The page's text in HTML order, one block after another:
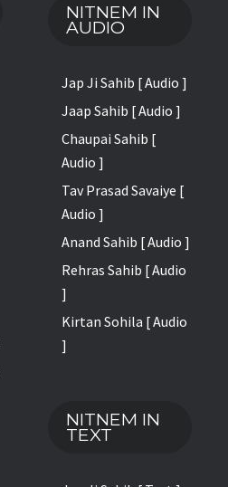
NITNEM IN
AUDIO
Jap Ji Sahib [ Audio ]
Jaap Sahib [ Audio ]
Chaupai Sahib [
Audio ]
Tav Prasad Savaiye [
Audio ]
Anand Sahib [ Audio ]
Rehras Sahib [ Audio
]
Kirtan Sohila [ Audio
]
NITNEM IN
TEXT